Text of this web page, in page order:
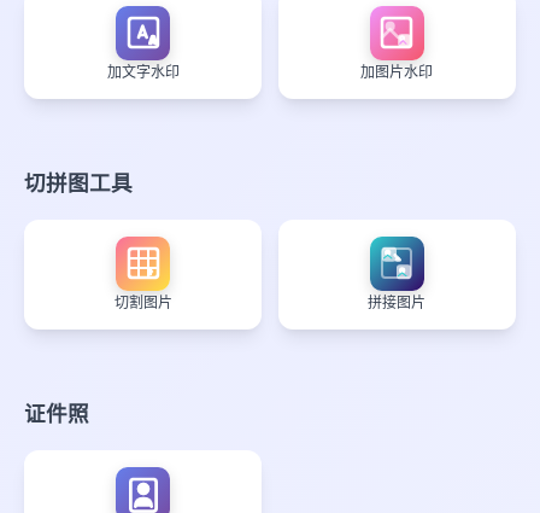
A
加文字水印 加图片水印
切拼图工具
切割图片 拼接图片
证件照